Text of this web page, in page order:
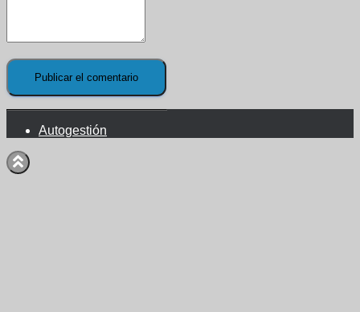
Autogestión